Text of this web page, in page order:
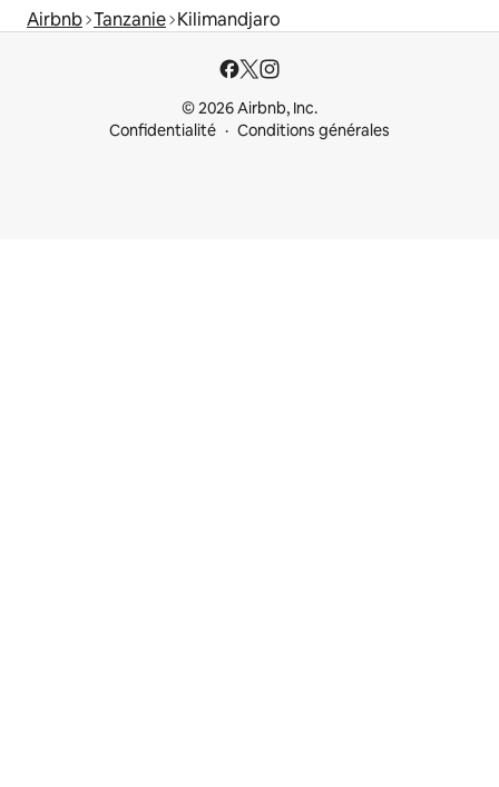
Airbnb Tanzanie Kilimandjaro
© 2026 Airbnb, Inc.
Confidentialité
Conditions générales